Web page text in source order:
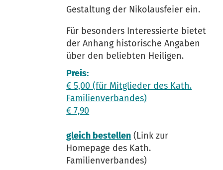
Gestaltung der Nikolausfeier ein.
Für besonders Interessierte bietet
der Anhang historische Angaben
über den beliebten Heiligen.
Preis:
€ 5,00 (für Mitglieder des Kath.
Familienverbandes)
€ 7,90
gleich bestellen (Link zur
Homepage des Kath.
Familienverbandes)